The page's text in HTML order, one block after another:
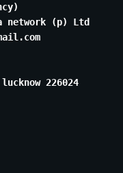
network (p) Ltd
226024